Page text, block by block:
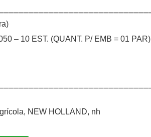
– 10 EST. (QUANT. P/ EMB = 01 PAR)
, NEW HOLLAND, nh